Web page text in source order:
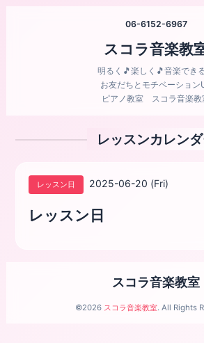
06-6152-6967
スコラ音楽教
明るく🎵楽しく🎵音楽でき
お友だちとモチベーション
ピアノ教室 スコラ音楽教
レッスンカレン
レッスン日 2025-06-20 (Fri)
レッスン日
スコラ音楽教室
©2026 スコラ音楽教室. All Rights